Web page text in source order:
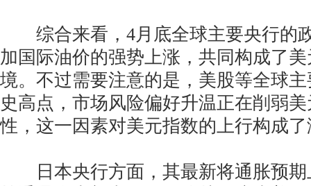
综合来看，4月底全球主要央行的
加国际油价的强势上涨，共同构成了
境。不过需要注意的是，美股等全球
史高点，市场风险偏好升温正在削弱
性，这一因素对美元指数的上行构成
日本央行方面，其最新将通胀预期